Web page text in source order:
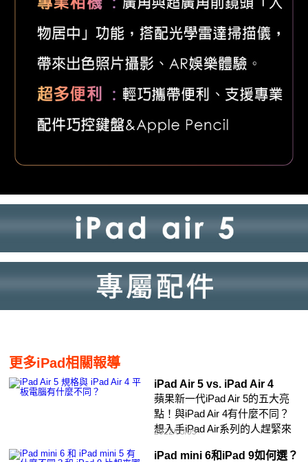
更多iPad相關報導
iPad Air 5 vs. iPad Air 4
蘋果新一代iPad Air 5的五大亮
點！與iPad Air 4有什麼不同？
想入手iPad Air系列的人趕緊來
2022/05/05
iPad mini 6和iPad 9如何選？